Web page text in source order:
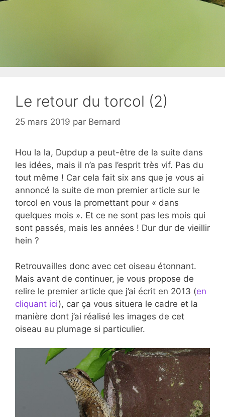
Le retour du torcol (2)
25 mars 2019 par Bernard
Hou la la, Dupdup a peut-être de la suite dans
les idées, mais il n’a pas l’esprit très vif. Pas du
tout même ! Car cela fait six ans que je vous ai
annoncé la suite de mon premier article sur le
torcol en vous la promettant pour « dans
quelques mois ». Et ce ne sont pas les mois qui
sont passés, mais les années ! Dur dur de vieillir
hein ?
Retrouvailles donc avec cet oiseau étonnant.
Mais avant de continuer, je vous propose de
relire le premier article que j’ai écrit en 2013 (en
cliquant ici), car ça vous situera le cadre et la
manière dont j’ai réalisé les images de cet
oiseau au plumage si particulier.